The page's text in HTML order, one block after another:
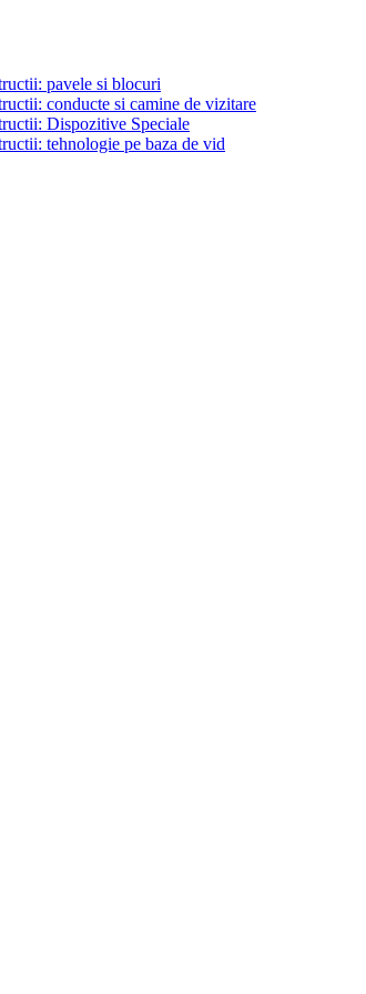
pavele si blocuri
conducte si camine de vizitare
Dispozitive Speciale
tehnologie pe baza de vid